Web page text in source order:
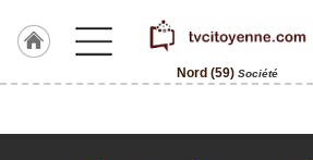
Nord (59) Société